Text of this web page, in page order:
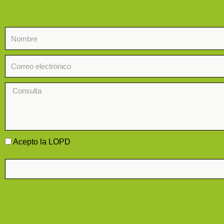
Consulta
Aceptación
Acepto la LOPD